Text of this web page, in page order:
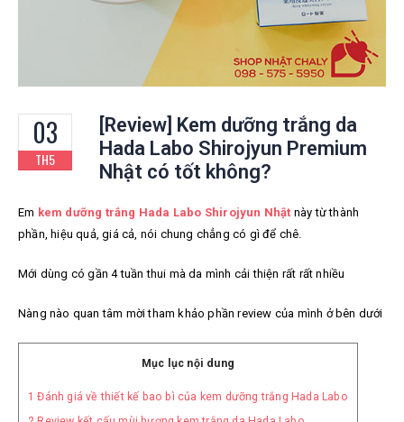
03
TH5
[Review] Kem dưỡng trắng da
Hada Labo Shirojyun Premium
Nhật có tốt không?
Em kem dưỡng trắng Hada Labo Shirojyun Nhật này từ thành
phần, hiệu quả, giá cả, nói chung chẳng có gì để chê.
Mới dùng có gần 4 tuần thui mà da mình cải thiện rất rất nhiều
Nàng nào quan tâm mời tham khảo phần review của mình ở bên dưới
Mục lục nội dung
1 Đánh giá về thiết kế bao bì của kem dưỡng trắng Hada Labo